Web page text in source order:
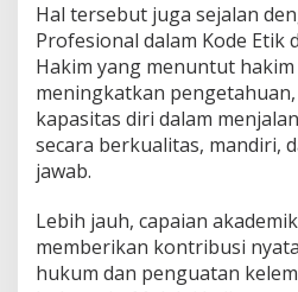
Hal tersebut juga sejalan
Profesional dalam Kode Etik
Hakim yang menuntut
meningkatkan
kapasitas diri dalam
secara berkualitas, mandiri,
jawab.
Lebih jauh, capaian
memberikan kontribusi
hukum dan penguatan